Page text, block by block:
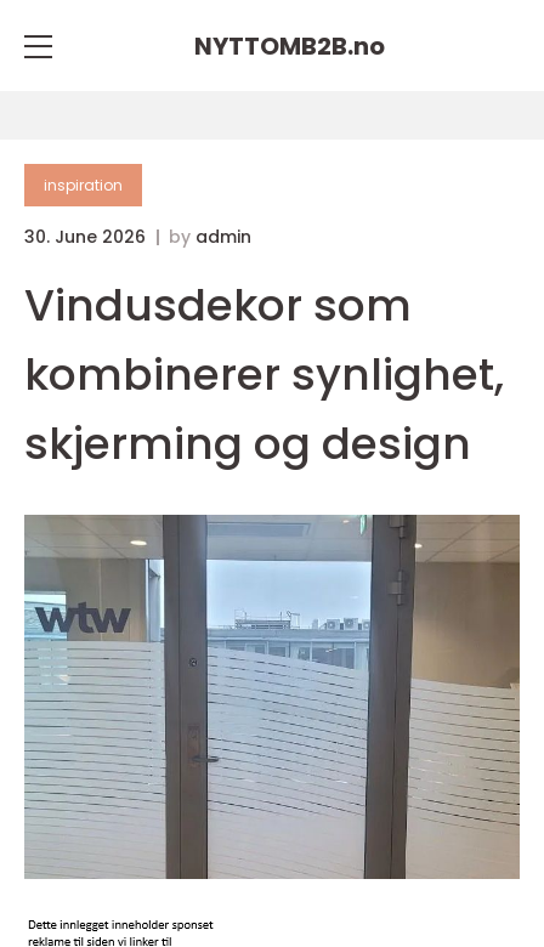
NYTTOMB2B.no
inspiration
30. June 2026 by admin
Vindusdekor som
kombinerer synlighet,
skjerming og design